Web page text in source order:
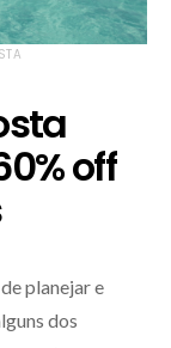
off
planejar e
dos